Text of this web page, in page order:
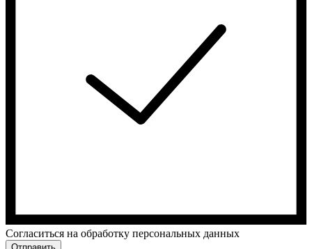
Cогласиться на обработку персональных данных